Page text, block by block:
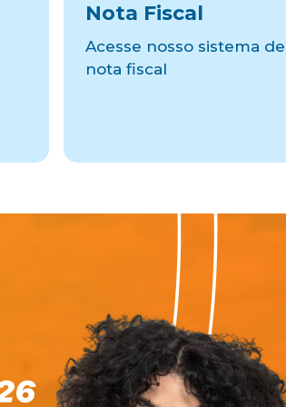
Nota Fiscal
Acesse nosso sistema de
nota fiscal